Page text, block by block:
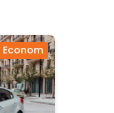
Econom